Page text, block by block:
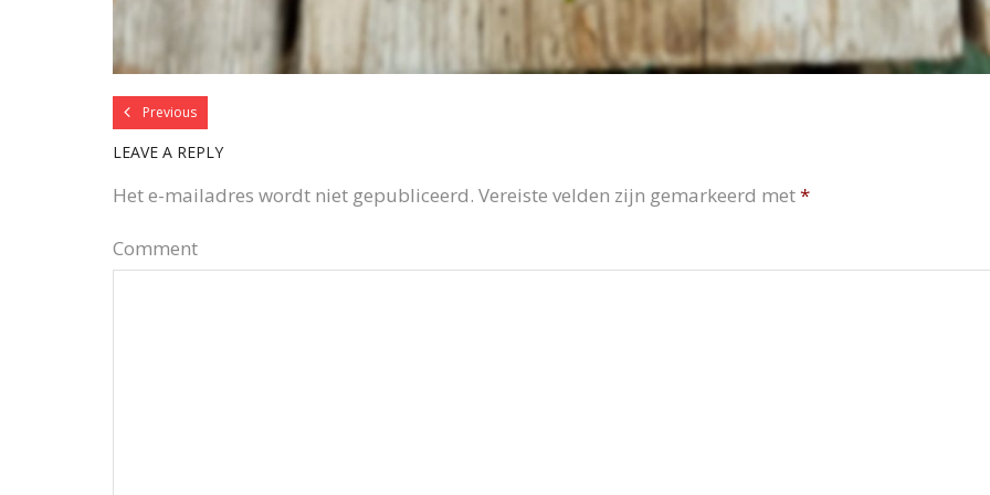
Previous
LEAVE A REPLY
Het e-mailadres wordt niet gepubliceerd. Vereiste velden zijn gemarkeerd met*
Comment